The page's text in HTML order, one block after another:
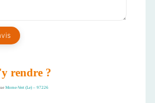
rendre ?
Morne-Vert (Le) – 97226